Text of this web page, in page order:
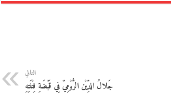
التالي
جَلالُ الدِّيْن الرُّوْمِيّ فِي قَبْضَةِ فِتْنَتِهِ